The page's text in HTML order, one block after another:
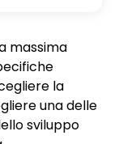
massima
la
una delle
sviluppo